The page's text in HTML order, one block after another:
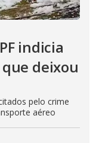
indicia
deixou
pelo crime
aéreo